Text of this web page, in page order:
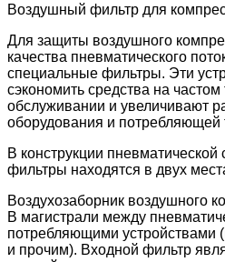
Воздушный фильтр для
Для защиты воздушного
качества пневматического
специальные фильтры. Эти
сэкономить средства на частом
обслуживании и увеличивают
оборудования и потребляющей
В конструкции
фильтры находятся в двух
Воздухозаборник воздушного
В магистрали между
потребляющими устройствами
и прочим). Входной фильтр